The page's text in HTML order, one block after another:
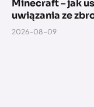
Minecraft – jak
uwiązania ze
2026-08-09